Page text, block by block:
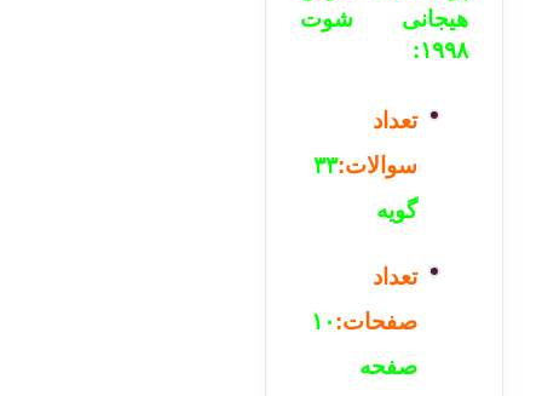
هیجانی شوت
۱۹۹۸:
تعداد
سوالات:۳۳
گویه
تعداد
صفحات:۱۰
صفحه